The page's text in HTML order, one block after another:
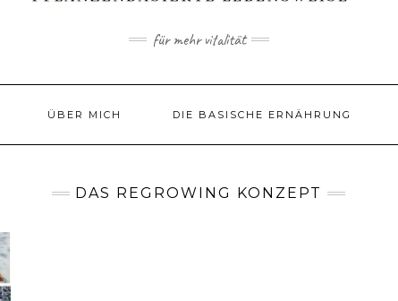
für mehr vitalität
ÜBER MICH DIE BASISCHE ERNÄHRUNG
DAS REGROWING KONZEPT